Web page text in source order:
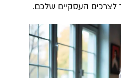
העסקיים שלכם.